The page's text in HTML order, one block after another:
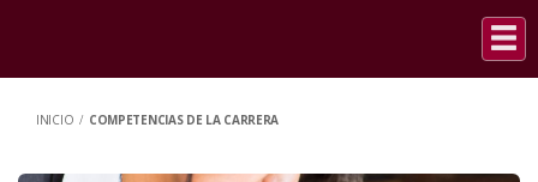
INICIO / COMPETENCIAS DE LA CARRERA